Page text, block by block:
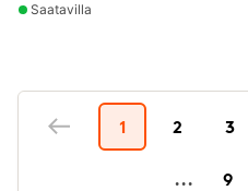
Saatavilla
1 2 3
... 9